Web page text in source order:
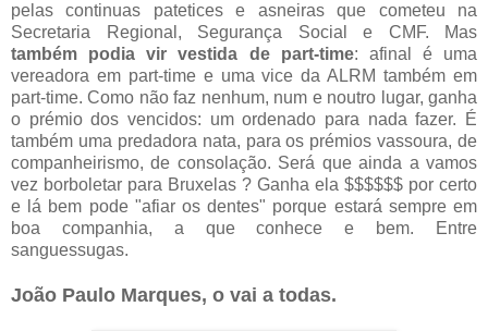
pelas continuas patetices e asneiras que cometeu na
Secretaria Regional, Segurança Social e CMF. Mas
também podia vir vestida de part-time: afinal é uma
vereadora em part-time e uma vice da ALRM também em
part-time. Como não faz nenhum, num e noutro lugar, ganha
o prémio dos vencidos: um ordenado para nada fazer. É
também uma predadora nata, para os prémios vassoura, de
companheirismo, de consolação. Será que ainda a vamos
vez borboletar para Bruxelas ? Ganha ela $$$$$$ por certo
e lá bem pode "afiar os dentes" porque estará sempre em
boa companhia, a que conhece e bem. Entre
sanguessugas.
João Paulo Marques, o vai a todas.